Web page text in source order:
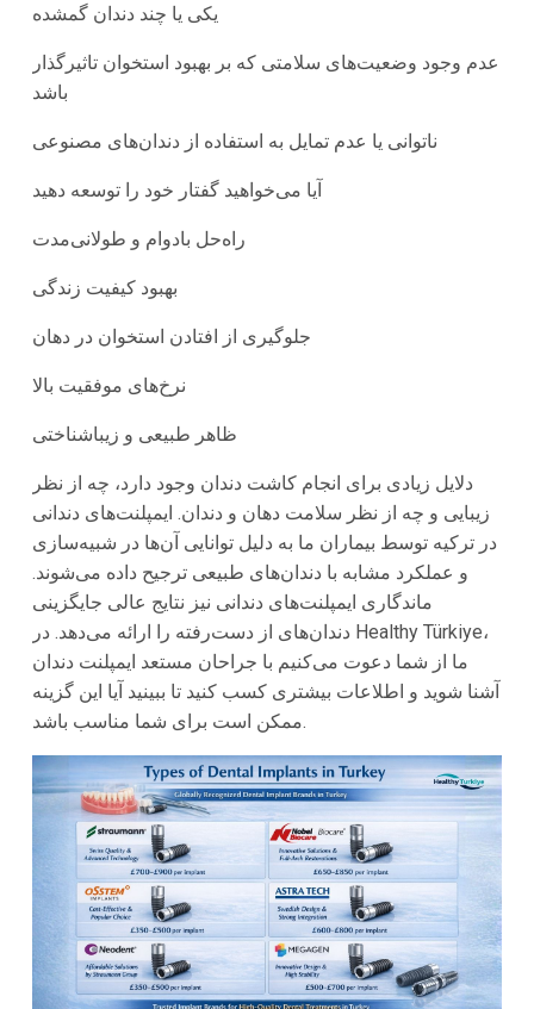
یکی یا چند دندان گمشده
عدم وجود وضعیت‌های سلامتی که بر بهبود استخوان تاثیرگذار
باشد
ناتوانی یا عدم تمایل به استفاده از دندان‌های مصنوعی
آیا می‌خواهید گفتار خود را توسعه دهید
راه‌حل بادوام و طولانی‌مدت
بهبود کیفیت زندگی
جلوگیری از افتادن استخوان در دهان
نرخ‌های موفقیت بالا
ظاهر طبیعی و زیباشناختی
دلایل زیادی برای انجام کاشت دندان وجود دارد، چه از نظر
زیبایی و چه از نظر سلامت دهان و دندان. ایمپلنت‌های دندانی
در ترکیه توسط بیماران ما به دلیل توانایی آن‌ها در شبیه‌سازی
و عملکرد مشابه با دندان‌های طبیعی ترجیح داده می‌شوند.
ماندگاری ایمپلنت‌های دندانی نیز نتایج عالی جایگزینی
دندان‌های از دست‌رفته را ارائه می‌دهد. در Healthy Türkiye،
ما از شما دعوت می‌کنیم با جراحان مستعد ایمپلنت دندان
آشنا شوید و اطلاعات بیشتری کسب کنید تا ببینید آیا این گزینه
ممکن است برای شما مناسب باشد.